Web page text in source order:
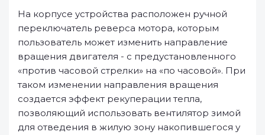
На корпусе устройства расположен ручной
переключатель реверса мотора, которым
пользователь может изменить направление
вращения двигателя - с предустановленного
«против часовой стрелки» на «по часовой». При
таком изменении направления вращения
создается эффект рекуперации тепла,
позволяющий использовать вентилятор зимой
для отведения в жилую зону накопившегося у